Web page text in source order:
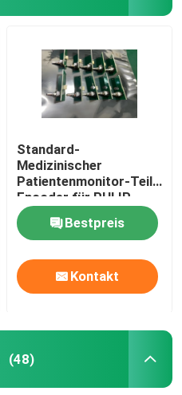
Standard-
Medizinischer
Patientenmonitor-Teile
Encoder für PHLIP
VM6 VM8
Bestpreis
Kontakt
(48)